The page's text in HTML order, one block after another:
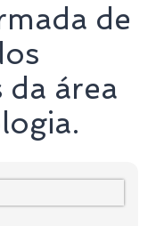
de
da área